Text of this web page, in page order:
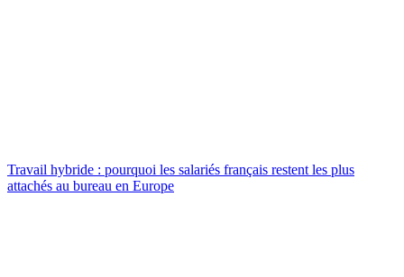
Travail hybride : pourquoi les salariés français restent les plus
attachés au bureau en Europe